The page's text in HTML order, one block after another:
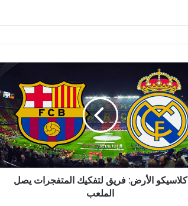
كلاسيكو الأرض: فريق لتفكيك المتفجرات يصل
الملعب